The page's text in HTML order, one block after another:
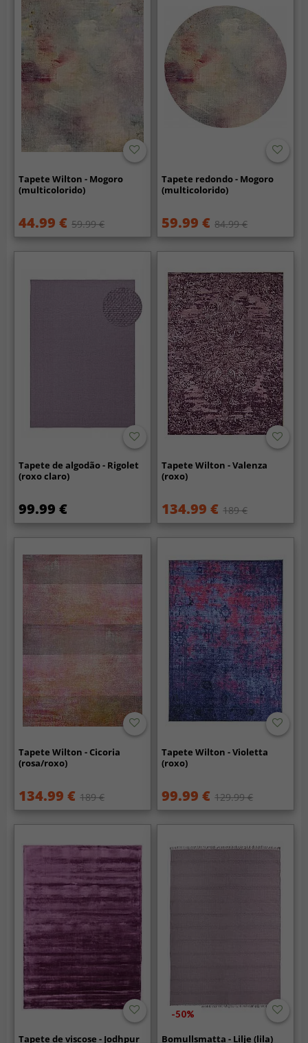
Tapete Wilton - Mogoro
(multicolorido)
44.99 € 59.99 €
Tapete redondo - Mogoro
(multicolorido)
59.99 € 84.99 €
Tapete de algodão - Rigolet
(roxo claro)
99.99 €
Tapete Wilton - Valenza
(roxo)
134.99 € 189 €
Tapete Wilton - Cicoria
(rosa/roxo)
134.99 € 189 €
Tapete Wilton - Violetta
(roxo)
99.99 € 129.99 €
Tapete de viscose - Jodhpur
-50%
Bomullsmatta - Lilje (lila)